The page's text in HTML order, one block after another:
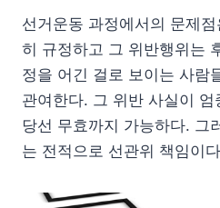
선거운동 과정에서의 문제
히 규정하고 그 위반행위는
정을 어긴 걸로 보이는 사람
관여한다. 그 위반 사실이
당선 무효까지 가능하다. 그
는 전적으로 선관위 책임이